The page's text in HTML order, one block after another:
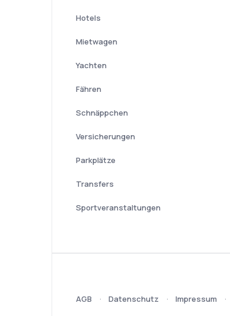
Hotels
Mietwagen
Yachten
Fähren
Schnäppchen
Versicherungen
Parkplätze
Transfers
Sportveranstaltungen
AGB Datenschutz Impressum